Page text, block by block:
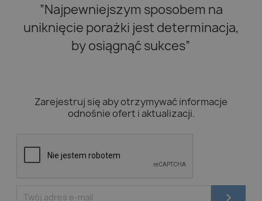
“Najpewniejszym sposobem na
uniknięcie porażki jest determinacja,
by osiągnąć sukces”
Zarejestruj się aby otrzymywać informacje
odnośnie ofert i aktualizacji.